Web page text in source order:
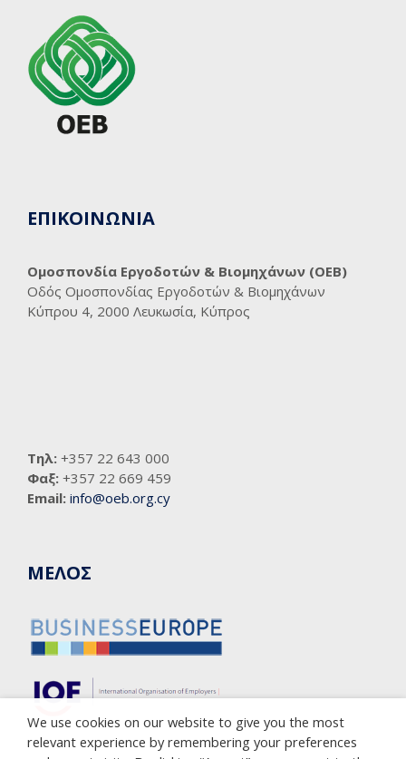
ΕΠΙΚΟΙΝΩΝΙΑ
Ομοσπονδία Εργοδοτών & Βιομηχάνων (ΟΕΒ)
Οδός Ομοσπονδίας Εργοδοτών & Βιομηχάνων
Κύπρου 4, 2000 Λευκωσία, Κύπρος
Τηλ: +357 22 643 000
Φαξ: +357 22 669 459
Email: info@oeb.org.cy
ΜΕΛΟΣ
We use cookies on our website to give you the most
relevant experience by remembering your preferences